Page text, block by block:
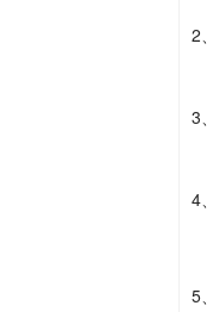
2、
3、
4、
5、